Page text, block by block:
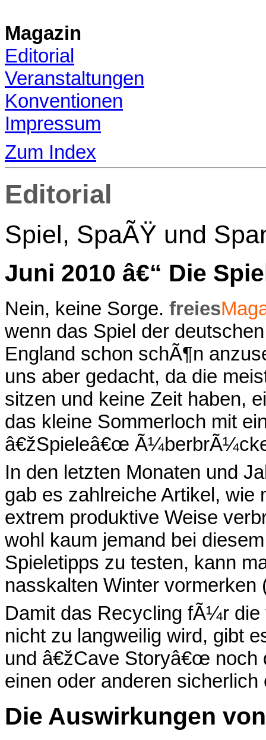
Magazin
Editorial
Veranstaltungen
Konventionen
Impressum
Zum Index
Editorial
Spiel, SpaÃŸ und
Juni 2010 â€“ Die
Nein, keine Sorge. freies
wenn das Spiel der
England schon schÃ¶n
uns aber gedacht, da die
sitzen und keine Zeit haben,
das kleine Sommerloch mit
â€žSpieleâ€œ
In den letzten Monaten und
gab es zahlreiche Artikel, wie
extrem produktive Weise
wohl kaum jemand bei
Spieletipps zu testen, kann
nasskalten Winter
Damit das Recycling fÃ¼r
nicht zu langweilig wird, gibt
und â€žCave Storyâ€œ noch
einen oder anderen
Die Auswirkungen